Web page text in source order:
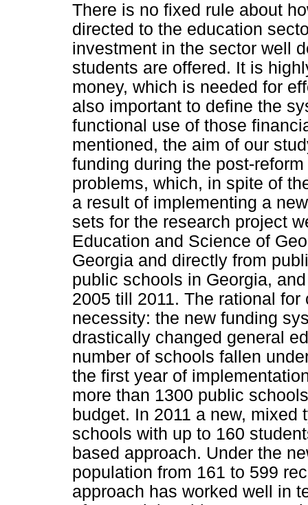
There is no fixed rule about
directed to the education
investment in the sector well
students are offered. It is
money, which is needed for
also important to define the
functional use of those
mentioned, the aim of our
funding during the post-
problems, which, in spite of
a result of implementing a
sets for the research project
Education and Science of
Georgia and directly from
public schools in Georgia,
2005 till 2011. The rational
necessity: the new funding
drastically changed general
number of schools fallen
the first year of
more than 1300 public
budget. In 2011 a new,
schools with up to 160
based approach. Under the
population from 161 to 599
approach has worked well in